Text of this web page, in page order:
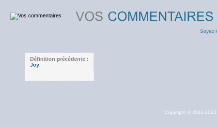
Soyez
Définition précédente :
Joy
Copyright © 2011-